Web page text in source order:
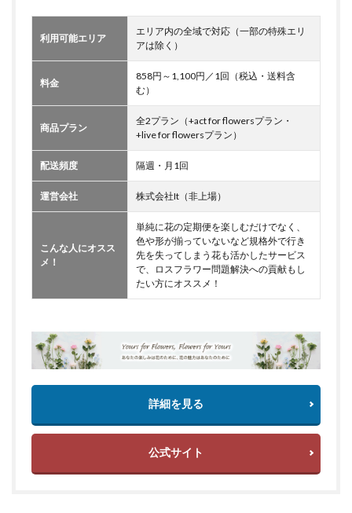
利用可能エリア
エリア内の全域で対応（一部の特殊エリ
アは除く）
料金
858円～1,100円／1回（税込・送料含
む）
商品プラン
全2プラン（+act for flowersプラン・
+live for flowersプラン）
配送頻度 隔週・月1回
運営会社 株式会社It（非上場）
こんな人にオスス
メ！
単純に花の定期便を楽しむだけでなく、
色や形が揃っていないなど規格外で行き
先を失ってしまう花も活かしたサービス
で、ロスフラワー問題解決への貢献もし
たい方にオススメ！
詳細を見る
公式サイト